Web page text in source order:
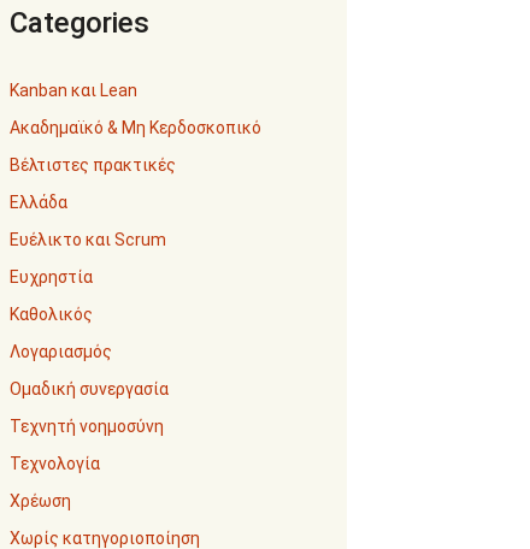
Categories
Kanban και Lean
Ακαδημαϊκό & Μη Κερδοσκοπικό
Βέλτιστες πρακτικές
Ελλάδα
Ευέλικτο και Scrum
Ευχρηστία
Καθολικός
Λογαριασμός
Ομαδική συνεργασία
Τεχνητή νοημοσύνη
Τεχνολογία
Χρέωση
Χωρίς κατηγοριοποίηση